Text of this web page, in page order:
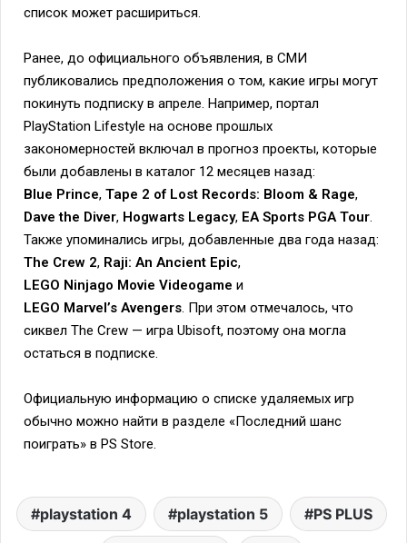
список может расшириться.
Ранее, до официального объявления, в СМИ
публиковались предположения о том, какие игры могут
покинуть подписку в апреле. Например, портал
PlayStation Lifestyle на основе прошлых
закономерностей включал в прогноз проекты, которые
были добавлены в каталог 12 месяцев назад:
Blue Prince, Tape 2 of Lost Records: Bloom & Rage,
Dave the Diver, Hogwarts Legacy, EA Sports PGA Tour.
Также упоминались игры, добавленные два года назад:
The Crew 2, Raji: An Ancient Epic,
LEGO Ninjago Movie Videogame и
LEGO Marvel’s Avengers. При этом отмечалось, что
сиквел The Crew — игра Ubisoft, поэтому она могла
остаться в подписке.
Официальную информацию о списке удаляемых игр
обычно можно найти в разделе «Последний шанс
поиграть» в PS Store.
playstation 4 playstation 5 PS PLUS